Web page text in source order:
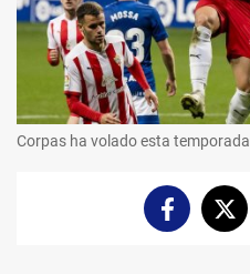
Corpas ha volado esta
Facebook